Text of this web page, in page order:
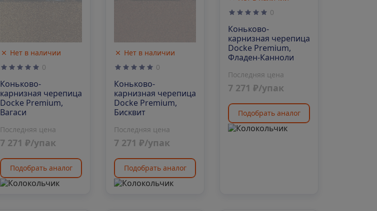
Нет в наличии
0
Коньково-
карнизная черепица
Docke Premium,
Вагаси
Последняя цена
7 271 ₽/упак
Подобрать аналог
Нет в наличии
0
Коньково-
карнизная черепица
Docke Premium,
Бисквит
Последняя цена
7 271 ₽/упак
Подобрать аналог
0
Коньково-
карнизная черепица
Docke Premium,
Фладен-Канноли
Последняя цена
7 271 ₽/упак
Подобрать аналог